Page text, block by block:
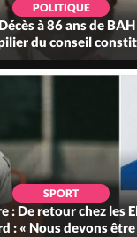
POLITIQUE
à 86 ans de
du conseil
SPORT
: De retour chez les
: « Nous devons être